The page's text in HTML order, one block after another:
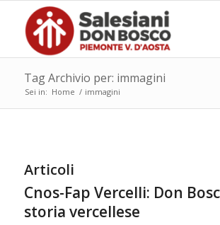
Tag Archivio per: immagini
Sei in: Home / immagini
Articoli
Cnos-Fap Vercelli: Don
storia vercellese